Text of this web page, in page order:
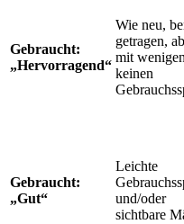
Gebraucht:
„Hervorragend“
Wie neu,
getragen,
mit
keinen
Gebraucht:
„Gut“
Leichte
und/oder
sichtbare